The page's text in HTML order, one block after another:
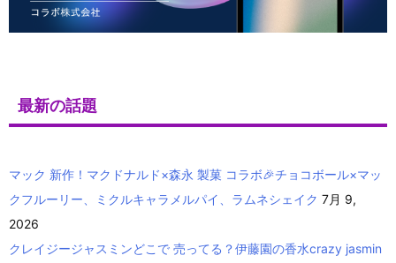
最新の話題
マック 新作！マクドナルド×森永 製菓 コラボ🎉チョコボール×マッ
クフルーリー、ミクルキャラメルパイ、ラムネシェイク 7月 9,
2026
クレイジージャスミンどこで 売ってる？伊藤園の香水crazy jasmin